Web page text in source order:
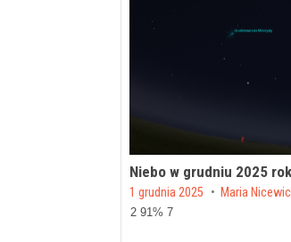
Niebo w grudniu 2025
Posted on
1 grudnia 2025 by Maria
2 91% 7